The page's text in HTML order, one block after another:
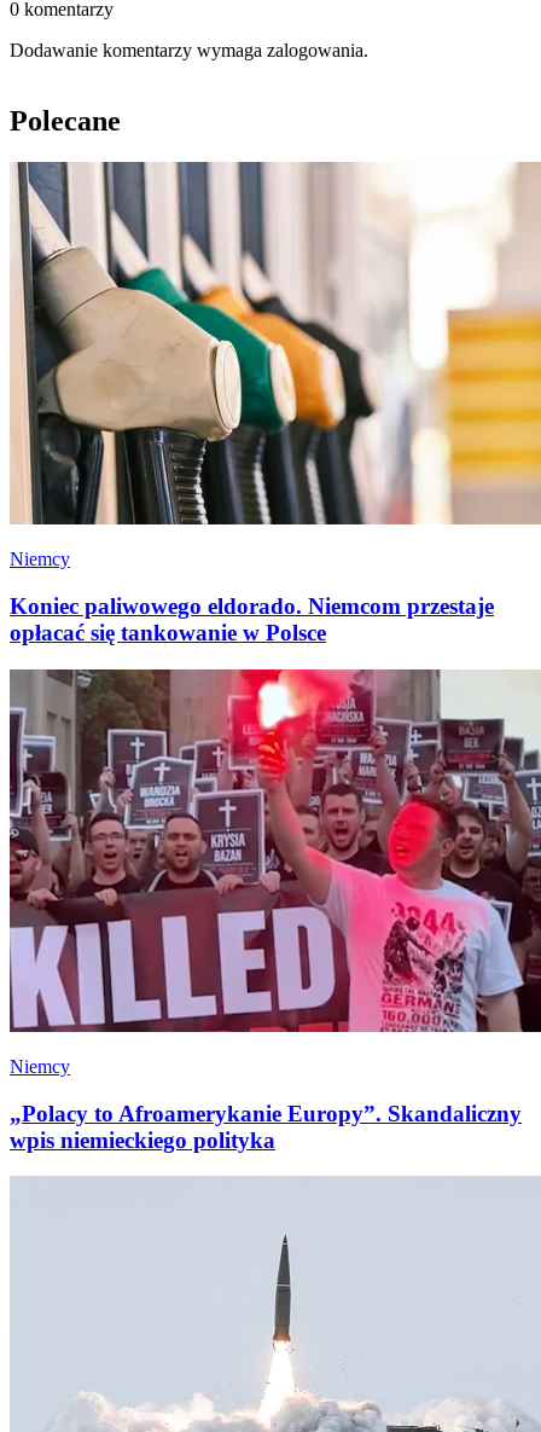
0 komentarzy
Dodawanie komentarzy wymaga zalogowania.
Polecane
Niemcy
Koniec paliwowego eldorado. Niemcom przestaje
opłacać się tankowanie w Polsce
Niemcy
„Polacy to Afroamerykanie Europy”. Skandaliczny
wpis niemieckiego polityka